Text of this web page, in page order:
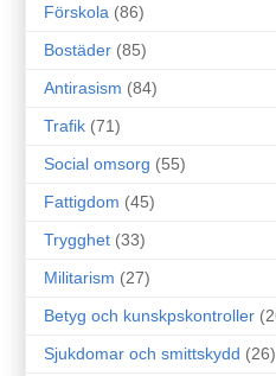
Förskola (86)
Bostäder (85)
Antirasism (84)
Trafik (71)
Social omsorg (55)
Fattigdom (45)
Trygghet (33)
Militarism (27)
Betyg och kunskpskontroller
Sjukdomar och smittskydd (26)